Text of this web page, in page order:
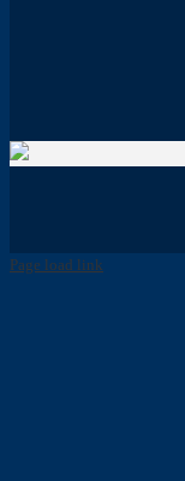
Page load link